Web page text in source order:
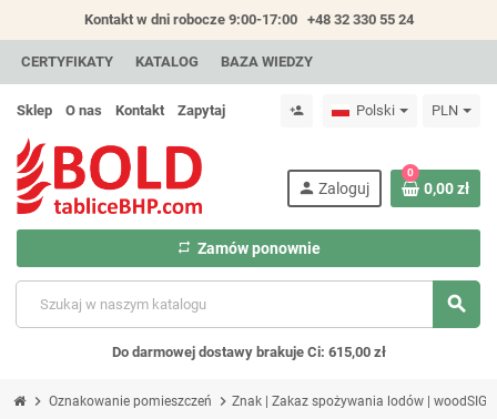
Kontakt w dni robocze 9:00-17:00 +48 32 330 55 24
CERTYFIKATY KATALOG BAZA WIEDZY
Sklep O nas Kontakt Zapytaj person_add Polski PLN
search
person Zaloguj
repeat Zamów ponownie
0
0,00 zł
Do darmowej dostawy brakuje Ci: 615,00 zł
chevron_right Oznakowanie pomieszczeń chevron_right Znak | Zakaz spożywania lodów |